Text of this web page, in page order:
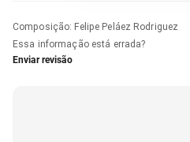
Composição: Felipe Peláez Rodriguez
Essa informação está errada?
Enviar revisão